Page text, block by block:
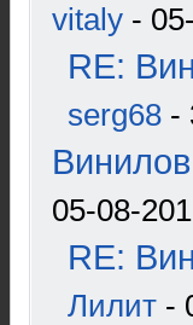
vitaly -
RE:
serg68 -
05-08-
RE:
Лилит -